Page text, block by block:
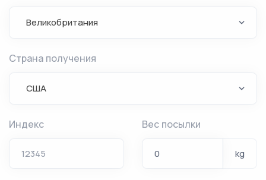
Великобритания
Страна получения
США
Индекс Вес посылки
kg